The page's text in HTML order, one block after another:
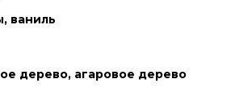
ваниль
дерево, агаровое дерево